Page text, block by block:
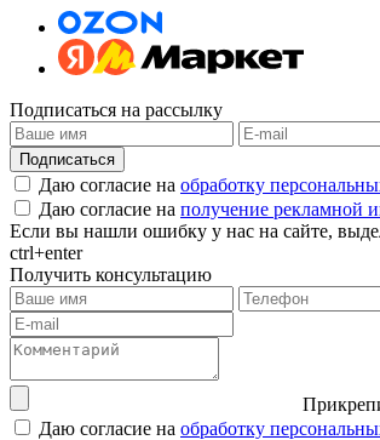
Подписаться на рассылку
Подписаться
Даю согласие на обработку
Даю согласие на получение рекламной
Если вы нашли ошибку у нас на сайте,
ctrl+enter
Получить консультацию
Даю согласие на обработку